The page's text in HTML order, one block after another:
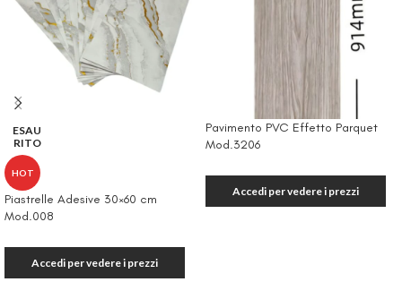
ESAU
RITO
HOT
Piastrelle Adesive 30×60 cm
Mod.008
Accedi per vedere i prezzi
Pavimento PVC Effetto Parquet
Mod.3206
Accedi per vedere i prezzi